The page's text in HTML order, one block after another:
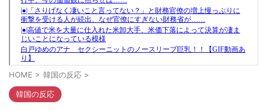
HOME > 韓国の反応 >
韓国の反応